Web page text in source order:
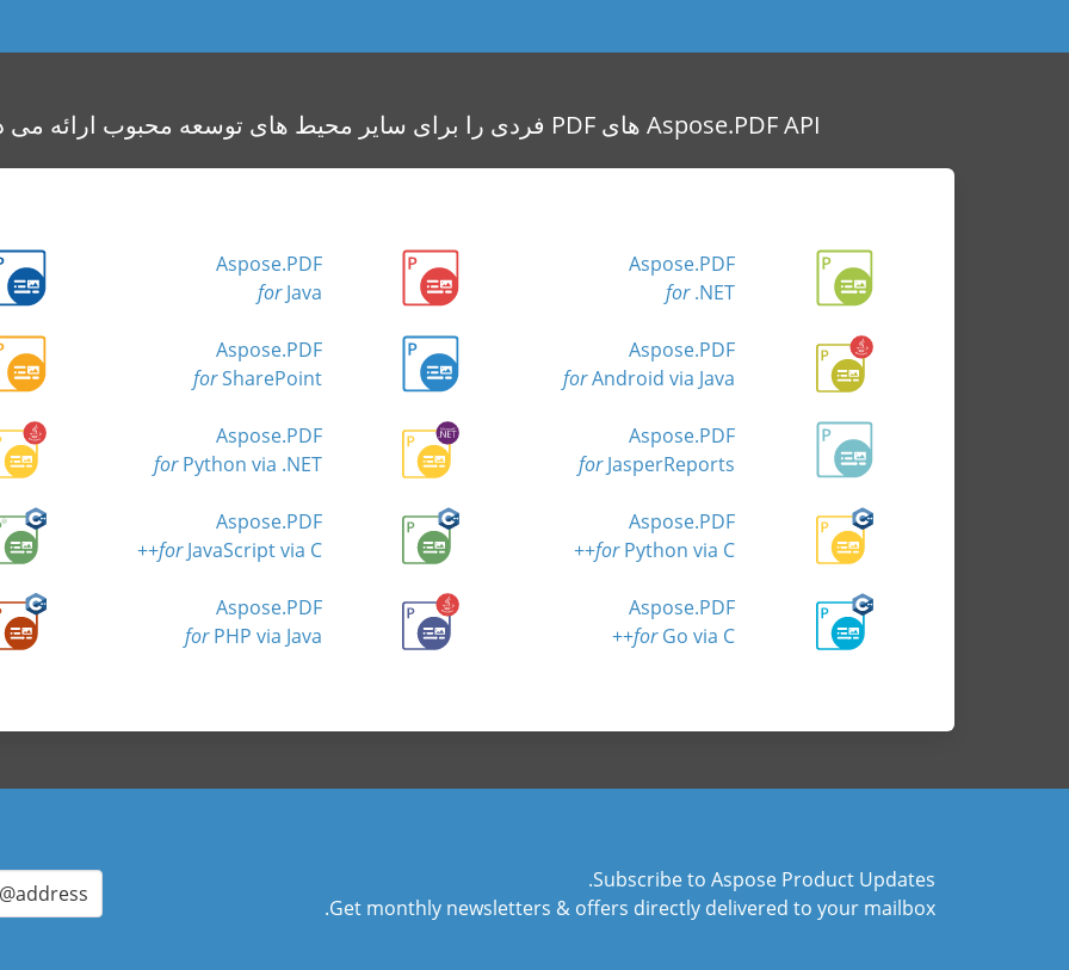
Aspose.PDF API های PDF فردی را برای سایر محیط های توسعه محبوب ارائه می دهد که در زیر ذکر شده است:
Aspose.PDF
for.NET
Aspose.PDF
forJava
Aspose.PDF
forAndroid via Java
Aspose.PDF
forSharePoint
Aspose.PDF
forJasperReports
Aspose.PDF
forPython via .NET
Aspose.PDF
forPython via C++
Aspose.PDF
forJavaScript via C++
Aspose.PDF
forGo via C++
Aspose.PDF
forPHP via Java
Subscribe to Aspose Product Updates.
Get monthly newsletters & offers directly delivered to your mailbox.